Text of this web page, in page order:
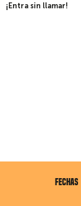
¡Entra sin llamar!
FECHAS